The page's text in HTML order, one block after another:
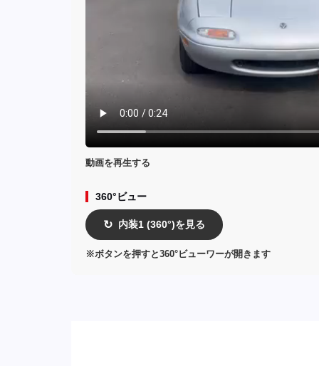
動画を再生する
360°ビュー
↻ 内装1 (360°)を見る
※ボタンを押すと360°ビューワーが開きます